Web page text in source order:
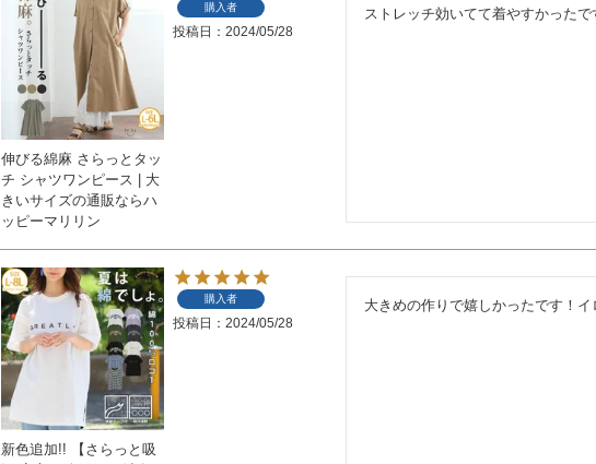
伸びる綿麻 さらっとタッ
チ シャツワンピース | 大
きいサイズの通販ならハ
ッピーマリリン
購入者
投稿日 2024/05/28
ストレッチ効いてて着やすかったで
新色追加!! 【さらっと吸
購入者
投稿日 2024/05/28
大きめの作りで嬉しかったです！イ